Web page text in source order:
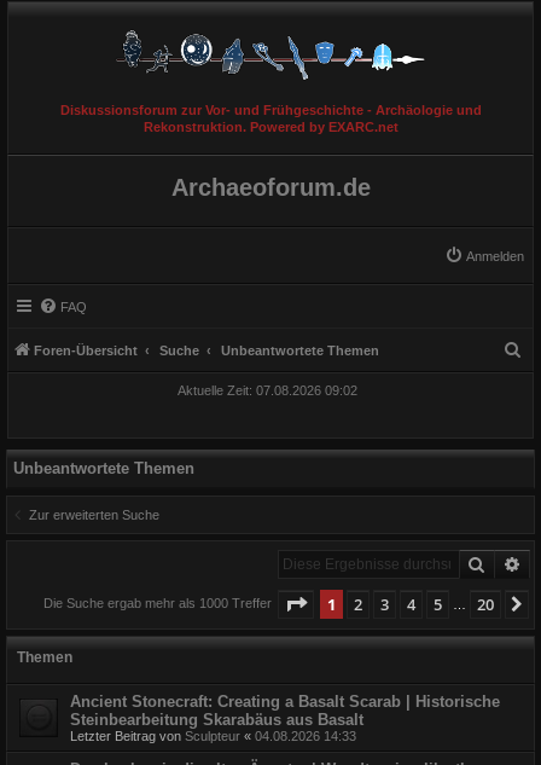
Diskussionsforum zur Vor- und Frühgeschichte - Archäologie und
Rekonstruktion. Powered by EXARC.net
Archaeoforum.de
Anmelden
FAQ
Foren-Übersicht Suche Unbeantwortete Themen
Aktuelle Zeit: 07.08.2026 09:02
Unbeantwortete Themen
Zur erweiterten Suche
Suche
Die Suche ergab mehr als 1000 Treffer Seite 1von 20
1 2 3 4 5 20
Themen
Ancient Stonecraft: Creating a Basalt Scarab | Historische
Steinbearbeitung Skarabäus aus Basalt
Letzter Beitrag von Sculpteur « 04.08.2026 14:33